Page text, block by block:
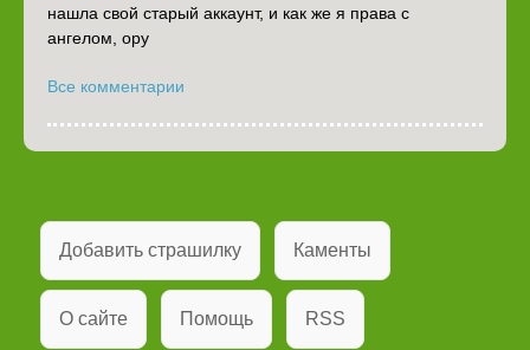
нашла свой старый аккаунт, и как же я права с
ангелом, ору
Все комментарии
Добавить страшилку Каменты
О сайте Помощь RSS